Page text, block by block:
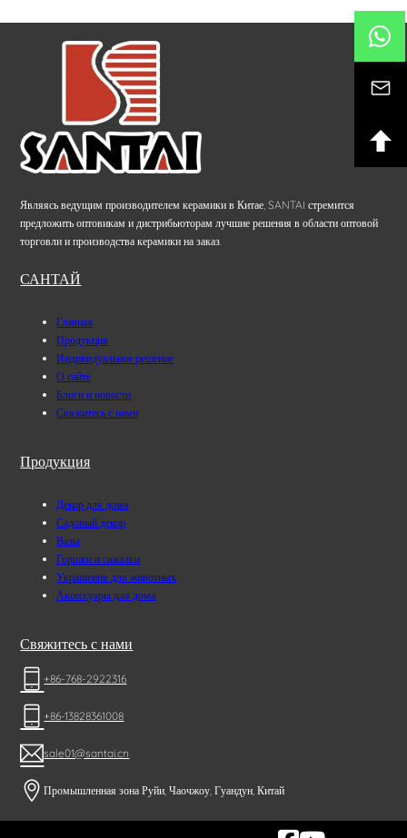
Являясь ведущим производителем керамики в Китае, SANTAI стремится
предложить оптовикам и дистрибьюторам лучшие решения в области оптовой
торговли и производства керамики на заказ.
САНТАЙ
Главная
Продукция
Индивидуальное решение
О сайте
Блоги и новости
Свяжитесь с нами
Продукция
Декор для дома
Садовый декор
Вазы
Горшки и сажалки
Украшения для животных
Аксессуары для дома
Свяжитесь с нами
+86-768-2922316
+86-13828361008
sale01@santai.cn
Промышленная зона Руйи, Чаочжоу, Гуандун, Китай